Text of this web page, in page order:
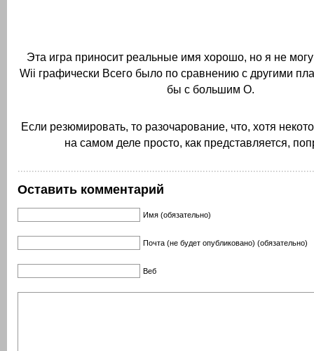
Эта игра приносит реальные имя хорошо, но я не могу
Wii графически Всего было по сравнению с другими
бы с большим О.
Если резюмировать, то разочарование, что, хотя
на самом деле просто, как представляется,
Оставить комментарий
Имя (обязательно)
Почта (не будет опубликовано) (обязательно)
Веб